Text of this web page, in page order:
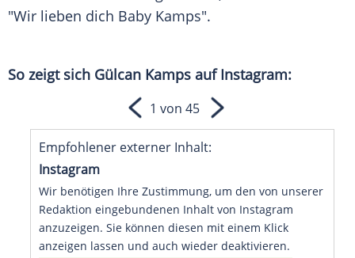
"Wir lieben dich Baby Kamps".
So zeigt sich Gülcan Kamps aufInstagram:
Empfohlener externer Inhalt:
Instagram
Wir benötigen Ihre Zustimmung, um den von unserer
Redaktion eingebundenen Inhalt von Instagram
anzuzeigen. Sie können diesen mit einem Klick
anzeigen lassen und auch wieder deaktivieren.
1 von 45